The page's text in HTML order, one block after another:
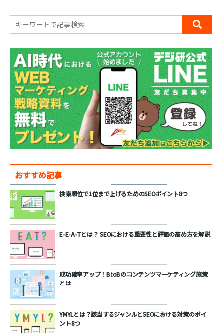
おすすめ記事
検索順位で1位まで上げるためのSEOポイント8つ
E-E-A-Tとは？ SEOにおける重要性と評価の高め方を解説
成功確率アップ！BtoBのコンテンツマーケティング施策
とは
YMYLとは？該当するジャンルとSEOにおける対策のポイ
ント8つ